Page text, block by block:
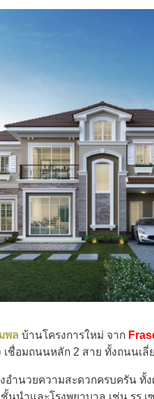
พล บ้านโครงการใหม่ จาก
เชื่อมถนนหลัก 2 สาย ทั้งถนนเ
ำนวยความสะดวกครบครัน ทั้ง
นนำและโรงพยาบาล เช่น รร.